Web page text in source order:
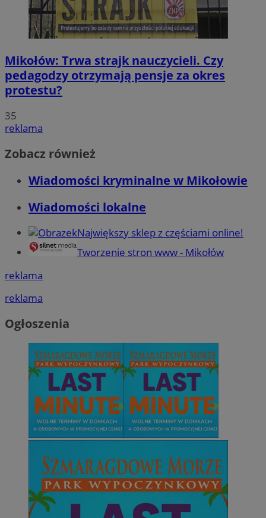
Mikołów: Trwa strajk nauczycieli. Czy
pedagodzy otrzymają pensje za okres
protestu?
35
reklama
Zobacz również
Wiadomości kryminalne w Mikołowie
Wiadomości lokalne
Największy sklep z częściami online!
Tworzenie stron www - Mikołów
reklama
reklama
Ogłoszenia